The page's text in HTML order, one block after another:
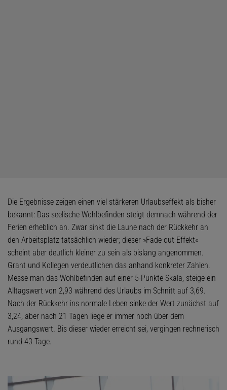
Die Ergebnisse zeigen einen viel stärkeren Urlaubseffekt als bisher
bekannt: Das seelische Wohlbefinden steigt demnach während der
Ferien erheblich an. Zwar sinkt die Laune nach der Rückkehr an
den Arbeitsplatz tatsächlich wieder; dieser »Fade-out-Effekt«
scheint aber deutlich kleiner zu sein als bislang angenommen.
Grant und Kollegen verdeutlichen das anhand konkreter Zahlen.
Messe man das Wohlbefinden auf einer 5-Punkte-Skala, steige ein
Alltagswert von 2,93 während des Urlaubs im Schnitt auf 3,69.
Nach der Rückkehr ins normale Leben sinke der Wert zunächst auf
3,24, aber nach 21 Tagen liege er immer noch über dem
Ausgangswert. Bis dieser wieder erreicht sei, vergingen rechnerisch
rund 43 Tage.